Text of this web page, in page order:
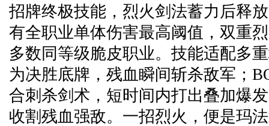
招牌终极技能，烈火剑法蓄力后释
有全职业单体伤害最高阈值，双重
多数同等级脆皮职业。技能适配多
为决胜底牌，残血瞬间斩杀敌军；
合刺杀剑术，短时间内打出叠加爆
收割残血强敌。一招烈火，便是玛